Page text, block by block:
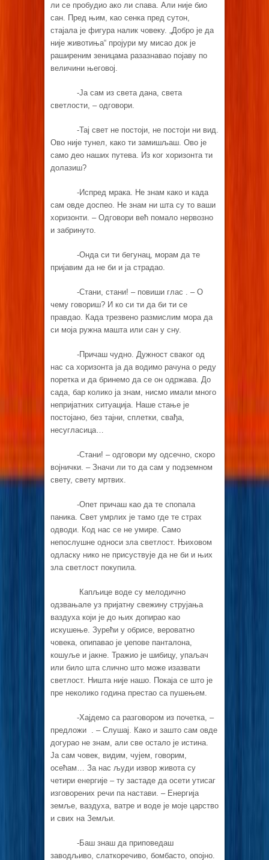
ли се пробудио ако ли спава. Али није био
сан. Пред њим, као сенка пред сутон,
стајала је фигура налик човеку. „Добро је да
није животиња“ пројури му мисао док је
раширеним зеницама разазнавао појаву по
величини његовој.
-Ја сам из света дана, света
светлости, – одговори.
-Тај свет не постоји, не постоји ни вид.
Ово није тунел, како ти замишљаш. Ово је
само део наших путева. Из ког хоризонта ти
долазиш?
-Испред мрака. Не знам како и када
сам овде доспео. Не знам ни шта су то ваши
хоризонти. – Одговори већ помало нервозно
и забринуто.
-Онда си ти бегунац, морам да те
пријавим да не би и ја страдао.
-Стани, стани! – повиши глас . – О
чему говориш? И ко си ти да би ти се
правдао. Када трезвено размислим мора да
си моја ружна машта или сан у сну.
-Причаш чудно. Дужност сваког од
нас са хоризонта ја да водимо рачуна о реду
поретка и да бринемо да се он одржава. До
сада, бар колико ја знам, нисмо имали много
непријатних ситуација. Наше стање је
постојано, без тајни, сплетки, свађа,
несугласица…
-Стани! – одговори му одсечно, скоро
војнички. – Значи ли то да сам у подземном
свету, свету мртвих.
-Опет причаш као да те спопала
паника. Свет умрлих је тамо где те страх
одводи. Код нас се не умире. Само
непослушне односи зла светлост. Њиховом
одласку нико не присуствује да не би и њих
зла светлост покупила.
Капљице воде су мелодично
одзвањале уз пријатну свежину струјања
ваздуха који је до њих допирао као
искушење. Зурећи у обрисе, вероватно
човека, опипавао је џепове панталона,
кошуље и јакне. Тражио је шибицу, упаљач
или било шта слично што може изазвати
светлост. Ништа није нашо. Покаја се што је
пре неколико година престао са пушењем.
-Хајдемо са разговором из почетка, –
предложи . – Слушај. Како и зашто сам овде
догурао не знам, али све остало је истина.
Ја сам човек, видим, чујем, говорим,
осећам… За нас људи извор живота су
четири енергије – ту застаде да осети утисаг
изговорених речи па настави. – Енергија
земље, ваздуха, ватре и воде је моје царство
и свих на Земљи.
-Баш знаш да приповедаш
заводљиво, слаткоречиво, бомбасто, опојно.